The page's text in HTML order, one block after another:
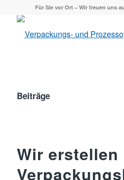
Für Sie vor Ort – Wir freuen uns
Beiträge
Wir erstellen